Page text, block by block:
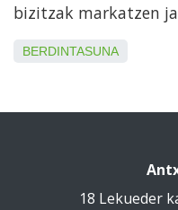
bizitzak markatzen
BERDINTASUNA
18 Lekueder